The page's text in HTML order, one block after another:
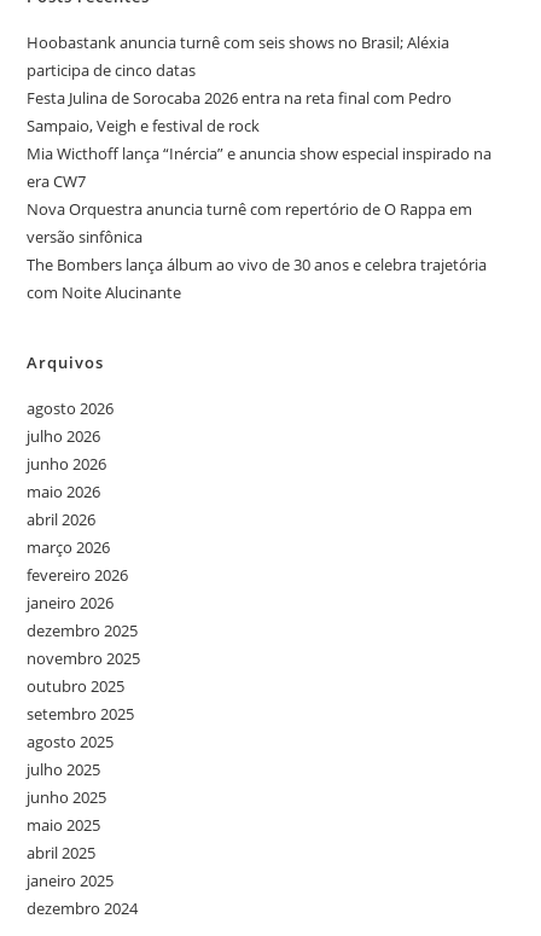
Hoobastank anuncia turnê com seis shows no Brasil; Aléxia
participa de cinco datas
Festa Julina de Sorocaba 2026 entra na reta final com Pedro
Sampaio, Veigh e festival de rock
Mia Wicthoff lança “Inércia” e anuncia show especial inspirado na
era CW7
Nova Orquestra anuncia turnê com repertório de O Rappa em
versão sinfônica
The Bombers lança álbum ao vivo de 30 anos e celebra trajetória
com Noite Alucinante
Arquivos
agosto 2026
julho 2026
junho 2026
maio 2026
abril 2026
março 2026
fevereiro 2026
janeiro 2026
dezembro 2025
novembro 2025
outubro 2025
setembro 2025
agosto 2025
julho 2025
junho 2025
maio 2025
abril 2025
janeiro 2025
dezembro 2024